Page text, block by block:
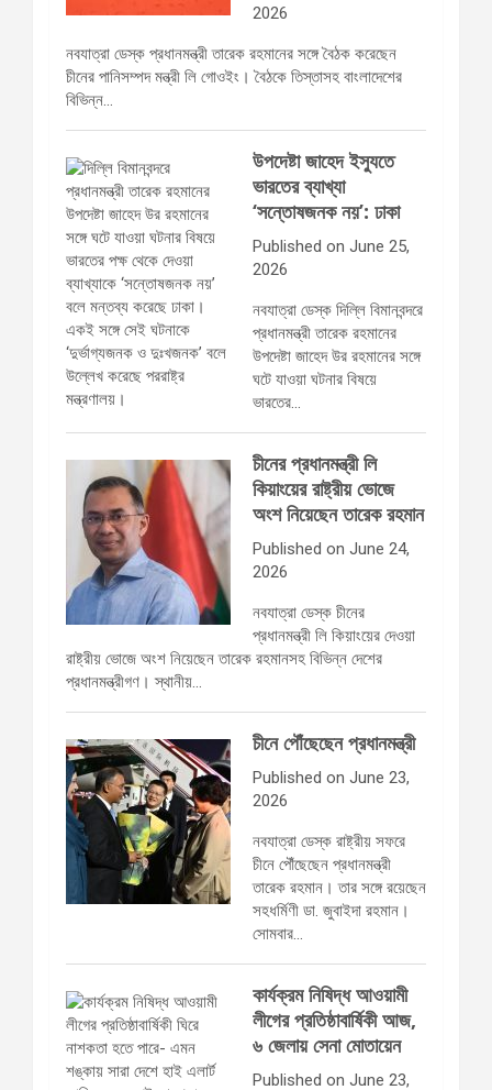
2026
নবযাত্রা ডেস্ক প্রধানমন্ত্রী তারেক রহমানের সঙ্গে বৈঠক করেছেন
চীনের পানিসম্পদ মন্ত্রী লি গোওইং। বৈঠকে তিস্তাসহ বাংলাদেশের
বিভিন্ন…
উপদেষ্টা জাহেদ ইস্যুতে
ভারতের ব্যাখ্যা
‘সন্তোষজনক নয়’: ঢাকা
Published on June 25,
2026
নবযাত্রা ডেস্ক দিল্লি বিমানবন্দরে
প্রধানমন্ত্রী তারেক রহমানের
উপদেষ্টা জাহেদ উর রহমানের সঙ্গে
ঘটে যাওয়া ঘটনার বিষয়ে
ভারতের…
চীনের প্রধানমন্ত্রী লি
কিয়াংয়ের রাষ্ট্রীয় ভোজে
অংশ নিয়েছেন তারেক রহমান
Published on June 24,
2026
নবযাত্রা ডেস্ক চীনের
প্রধানমন্ত্রী লি কিয়াংয়ের দেওয়া
রাষ্ট্রীয় ভোজে অংশ নিয়েছেন তারেক রহমানসহ বিভিন্ন দেশের
প্রধানমন্ত্রীগণ। স্থানীয়…
চীনে পৌঁছেছেন প্রধানমন্ত্রী
Published on June 23,
2026
নবযাত্রা ডেস্ক রাষ্ট্রীয় সফরে
চীনে পৌঁছেছেন প্রধানমন্ত্রী
তারেক রহমান। তার সঙ্গে রয়েছেন
সহধর্মিণী ডা. জুবাইদা রহমান।
সোমবার…
কার্যক্রম নিষিদ্ধ আওয়ামী
লীগের প্রতিষ্ঠাবার্ষিকী আজ,
৬ জেলায় সেনা মোতায়েন
Published on June 23,